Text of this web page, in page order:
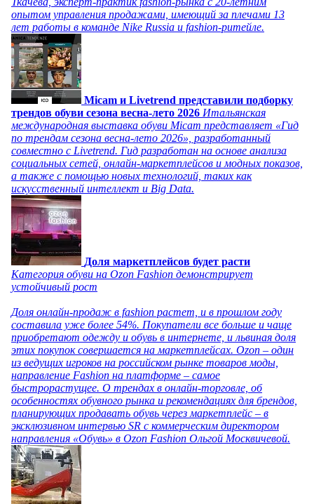
опытом управления продажами, имеющий за плечами 13
лет работы в команде Nike Russia и fashion-ритейле.
Micam и Livetrend представили подборку
трендов обуви сезона весна-лето 2026 Итальянская
международная выставка обуви Micam представляет «Гид
по трендам сезона весна-лето 2026», разработанный
совместно с Livetrend. Гид разработан на основе анализа
социальных сетей, онлайн-маркетплейсов и модных показов,
а также с помощью новых технологий, таких как
искусственный интеллект и Big Data.
Доля маркетплейсов будет расти
Категория обуви на Ozon Fashion демонстрирует
устойчивый рост
Доля онлайн-продаж в fashion растет, и в прошлом году
составила уже более 54%. Покупатели все больше и чаще
приобретают одежду и обувь в интернете, и львиная доля
этих покупок совершается на маркетплейсах. Ozon – один
из ведущих игроков на российском рынке товаров моды,
направление Fashion на платформе – самое
быстрорастущее. О трендах в онлайн-торговле, об
особенностях обувного рынка и рекомендациях для брендов,
планирующих продавать обувь через маркетплейс – в
эксклюзивном интервью SR с коммерческим директором
направления «Обувь» в Ozon Fashion Ольгой Москвичевой.